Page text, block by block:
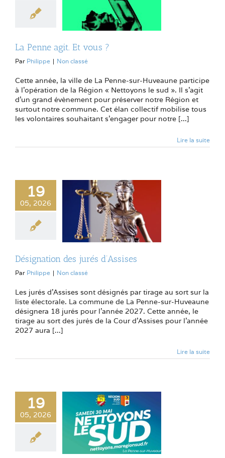
La Penne agit. Et vous ?
Par Philippe | Non classé
Cette année, la ville de La Penne-sur-Huveaune participe
à l’opération de la Région « Nettoyons le sud ». Il s’agit
d’un grand évènement pour préserver notre Région et
surtout notre commune. Cet élan collectif mobilise tous
les volontaires souhaitant s’engager pour notre [...]
Lire la suite
19
05, 2026
Désignation des jurés d’Assises
Par Philippe | Non classé
Les jurés d’Assises sont désignés par tirage au sort sur la
liste électorale. La commune de La Penne-sur-Huveaune
désignera 18 jurés pour l’année 2027. Cette année, le
tirage au sort des jurés de la Cour d’Assises pour l’année
2027 aura [...]
Lire la suite
19
05, 2026